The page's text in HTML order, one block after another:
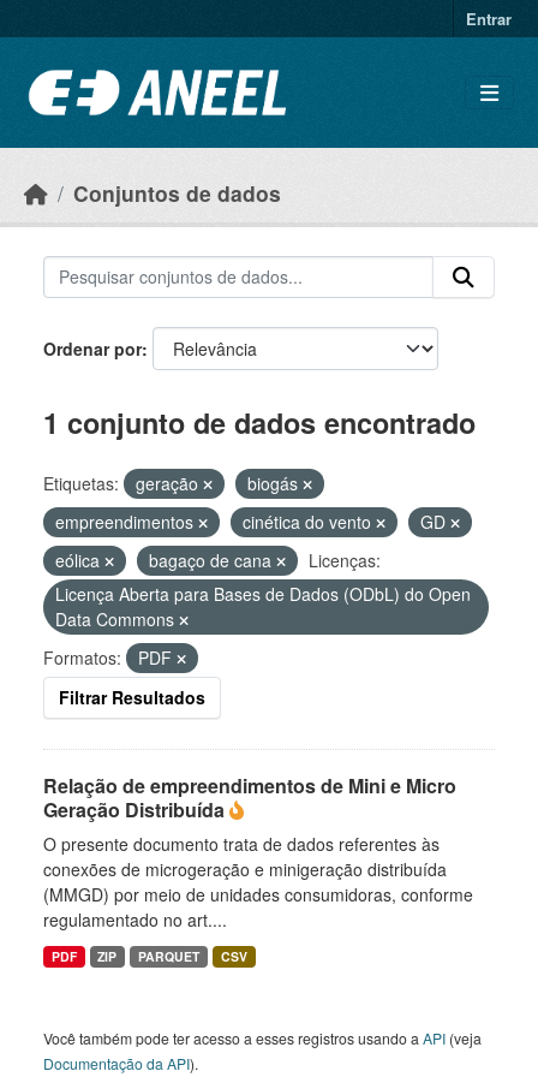
Entrar
Conjuntos de dados
Ordenar por
1 conjunto de dados encontrado
Etiquetas: geração
biogás
empreendimentos
cinética do vento
GD
eólica
bagaço de cana
Licenças:
Licença Aberta para Bases de Dados (ODbL) do Open
Data Commons
Formatos:
PDF
Filtrar Resultados
Relação de empreendimentos de Mini e Micro
Geração Distribuída
O presente documento trata de dados referentes às
conexões de microgeração e minigeração distribuída
(MMGD) por meio de unidades consumidoras, conforme
regulamentado no art....
PDF ZIP PARQUET CSV
Você também pode ter acesso a esses registros usando a API (veja
Documentação da API).